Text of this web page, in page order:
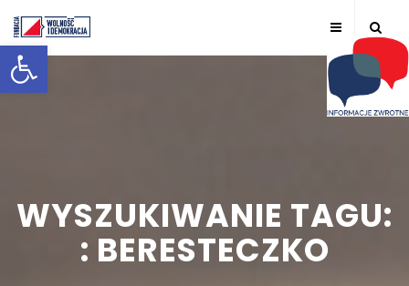
Otwórz pasek narzędzi
WYSZUKIWANIE TAGU:
: BERESTECZKO